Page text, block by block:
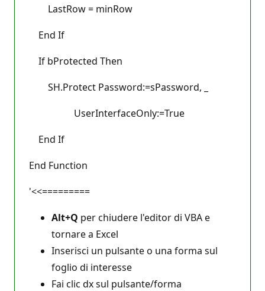
LastRow = minRow
End If
If bProtected Then
SH.Protect Password:=sPassword, _
UserInterfaceOnly:=True
End If
End Function
'<<=========
Alt+Q per chiudere l'editor di VBA e
tornare a Excel
Inserisci un pulsante o una forma sul
foglio di interesse
Fai clic dx sul pulsante/forma